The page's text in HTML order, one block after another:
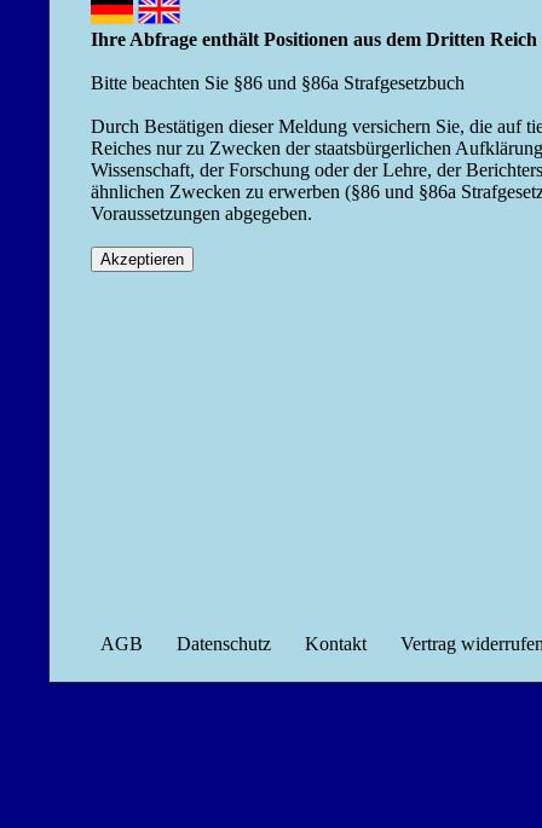
Ihre Abfrage enthält Positionen aus dem Dritten Reich
Bitte beachten Sie §86 und §86a Strafgesetzbuch
Durch Bestätigen dieser Meldung versichern Sie, die auf
Reiches nur zu Zwecken der staatsbürgerlichen
Wissenschaft, der Forschung oder der Lehre, der
ähnlichen Zwecken zu erwerben (§86 und §86a
Voraussetzungen abgegeben.
AGB Datenschutz Kontakt Vertrag